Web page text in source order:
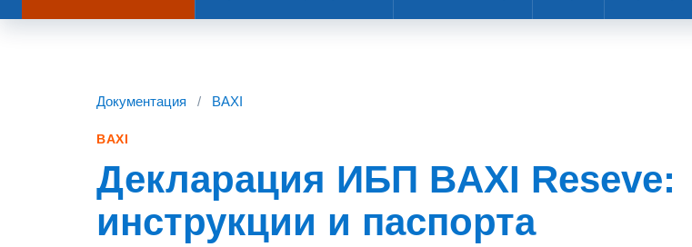
Документация / BAXI
BAXI
Декларация ИБП BAXI Reseve:
инструкции и паспорта